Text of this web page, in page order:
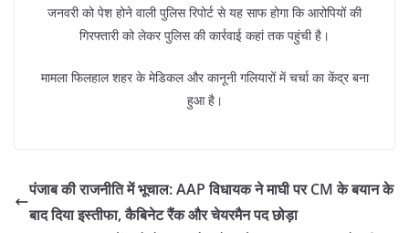
जनवरी को पेश होने वाली पुलिस रिपोर्ट से यह साफ होगा कि आरोपियों की
गिरफ्तारी को लेकर पुलिस की कार्रवाई कहां तक पहुंची है।
मामला फिलहाल शहर के मेडिकल और कानूनी गलियारों में चर्चा का केंद्र बना
हुआ है।
पंजाब की राजनीति में भूचाल: AAP विधायक ने माघी पर CM के बयान के
बाद दिया इस्तीफा, कैबिनेट रैंक और चेयरमैन पद छोड़ा